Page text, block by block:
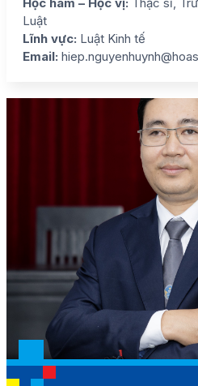
Luật
Lĩnh vực: Luật Kinh tế
Email: